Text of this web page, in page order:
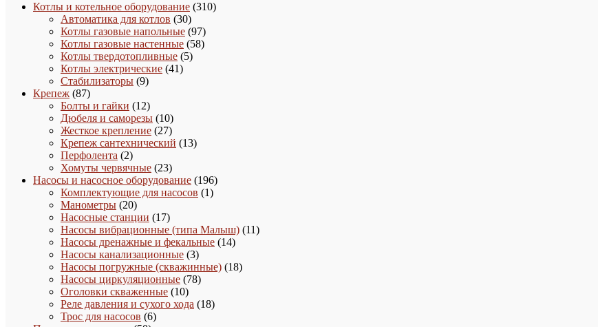
товара
Котлы и котельное оборудование 310310
Автоматика для котлов 3030
товаров
Котлы газовые напольные 9797
товаров
Котлы газовые настенные 5858
Котлы твердотопливные 55
Котлы электрические 4141
Стабилизаторы 99
Крепеж 8787
товаров
Болты и гайки 1212
товаров
Дюбеля и саморезы 1010
товаров
Жесткое крепление 2727
товаров
Крепеж сантехнический 1313
Перфолента 22
товара
Хомуты червячные 2323
товара
Насосы и насосное оборудование 196196
Комплектующие для насосов 11
Манометры 2020
товаров
Насосные станции 1717
товаров
Насосы вибрационные (типа Малыш) 1111
Насосы дренажные и фекальные 1414
Насосы канализационные 33
товара
Насосы погружные (скважинные) 1818
Насосы циркуляционные 7878
Оголовки скваженные 1010
товаров
Реле давления и сухого хода 1818
Трос для насосов 66